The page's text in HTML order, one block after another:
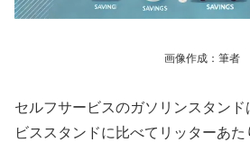
画像作成：筆者
セルフサービスのガソリンスタン
ビススタンドに比べてリッターあ